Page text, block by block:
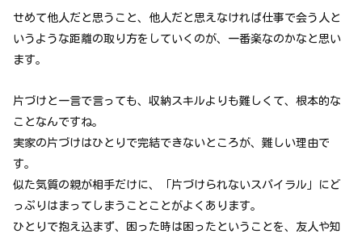
せめて他人だと思うこと、他人だと思えなければ仕事で会う人と
いうような距離の取り方をしていくのが、一番楽なのかなと思い
ます。
片づけと一言で言っても、収納スキルよりも難しくて、根本的な
ことなんですね。
実家の片づけはひとりで完結できないところが、難しい理由で
す。
似た気質の親が相手だけに、「片づけられないスパイラル」にど
っぷりはまってしまうことことがよくあります。
ひとりで抱え込まず、困った時は困ったということを、友人や知